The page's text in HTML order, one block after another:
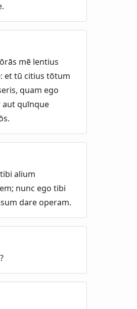
mē lentius
et tū citius tōtum
quam ego
quīnque
alium
nunc ego tibi
dare operam.